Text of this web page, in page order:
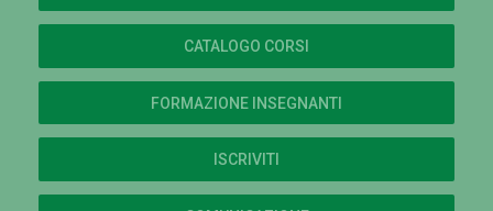
CATALOGO CORSI
FORMAZIONE INSEGNANTI
ISCRIVITI